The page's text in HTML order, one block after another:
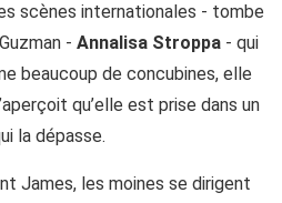
scènes internationales - tombe
- Annalisa Stroppa - qui
beaucoup de concubines, elle
qu’elle est prise dans un
la dépasse.
James, les moines se dirigent